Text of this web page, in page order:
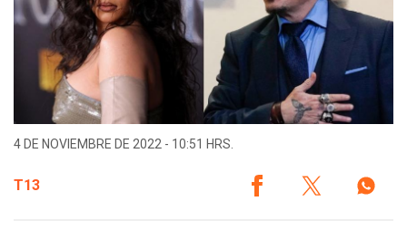
4 DE NOVIEMBRE DE 2022 - 10:51 HRS.
T13